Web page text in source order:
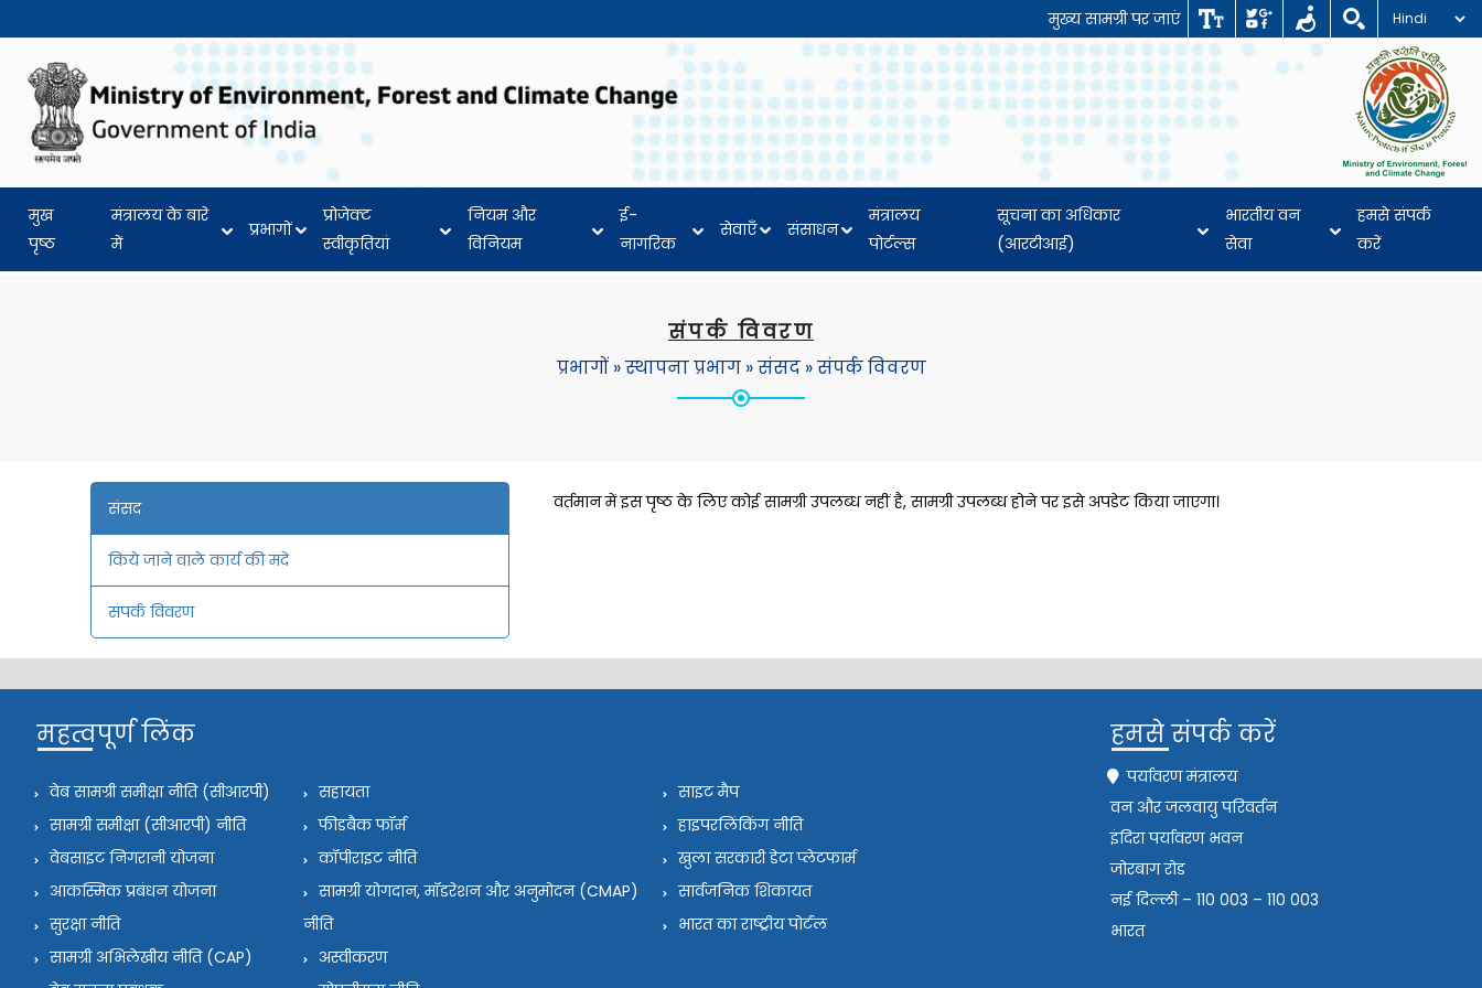
मुख्य सामग्री पर जाएं
मुख
पृष्ठ
मंत्रालय के बारे
में
प्रभागों
प्रोजेक्ट
स्वीकृतियां
नियम और
विनियम
ई-
नागरिक
सेवाएँ संसाधन
मंत्रालय
पोर्टल्स
सूचना का अधिकार
(आरटीआई)
भारतीय वन
सेवा
हमसे संपर्क
करें
संपर्क विवरण
प्रभागों»स्थापना प्रभाग»संसद»संपर्क विवरण
संसद
किये जाने वाले कार्य की मदें
संपर्क विवरण
वर्तमान में इस पृष्ठ के लिए कोई सामग्री उपलब्ध नहीं है, सामग्री उपलब्ध होने पर इसे अपडेट किया जाएगा।
महत्वपूर्ण लिंक
वेब सामग्री समीक्षा नीति (सीआरपी)
सामग्री समीक्षा (सीआरपी) नीति
वेबसाइट निगरानी योजना
आकस्मिक प्रबंधन योजना
सुरक्षा नीति
सामग्री अभिलेखीय नीति (CAP)
सहायता
फीडबैक फॉर्म
कॉपीराइट नीति
सामग्री योगदान, मॉडरेशन और अनुमोदन (CMAP)
नीति
अस्वीकरण
साइट मैप
हाइपरलिंकिंग नीति
खुला सरकारी डेटा प्लेटफार्म
सार्वजनिक शिकायत
भारत का राष्ट्रीय पोर्टल
हमसे संपर्क करें
पर्यावरण मंत्रालय
वन और जलवायु परिवर्तन
इंदिरा पर्यावरण भवन
जोरबाग रोड
नई दिल्ली – 110 003 – 110 003
भारत